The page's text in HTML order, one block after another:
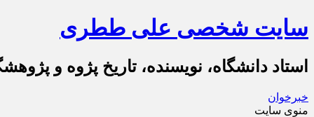
سایت شخصی علی ططری
استاد دانشگاه، نویسنده، تاریخ پژوه و
خبرخوان
منوی سایت